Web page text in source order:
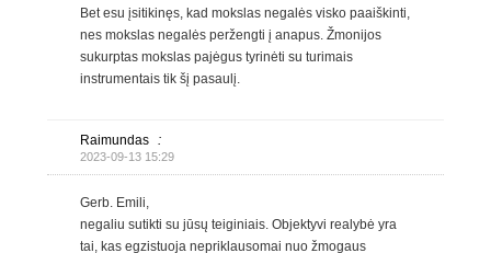
Bet esu įsitikinęs, kad mokslas negalės visko paaiškinti,
nes mokslas negalės peržengti į anapus. Žmonijos
sukurptas mokslas pajėgus tyrinėti su turimais
instrumentais tik šį pasaulį.
Raimundas :
2023-09-13 15:29
Gerb. Emili,
negaliu sutikti su jūsų teiginiais. Objektyvi realybė yra
tai, kas egzistuoja nepriklausomai nuo žmogaus